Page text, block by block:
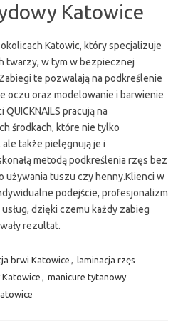
Katowice
Katowic, który specjalizuje
twarzy, w tym w bezpiecznej
te pozwalają na podkreślenie
oczu oraz modelowanie i barwienie
pracują na
środkach, które nie tylko
także pielęgnują je i
metodą podkreślenia rzęs bez
używania tuszu czy henny.Klienci w
podejście, profesjonalizm
dzięki czemu każdy zabieg
rezultat.
brwi Katowice , laminacja rzęs
Katowice , manicure tytanowy